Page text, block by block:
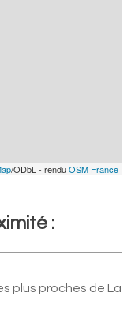
/ODbL - renduOSM France
:
plus proches de La